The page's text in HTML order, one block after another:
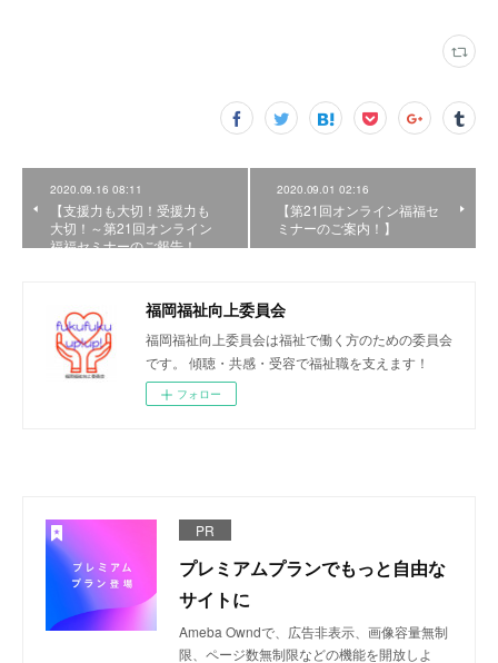
2020.09.16 08:11
【支援力も大切！受援力も
大切！～第21回オンライン
福福セミナーのご報告！…
2020.09.01 02:16
【第21回オンライン福福セ
ミナーのご案内！】
福岡福祉向上委員会
福岡福祉向上委員会は福祉で働く方のための委員会
です。 傾聴・共感・受容で福祉職を支えます！
フォロー
PR
プレミアムプランでもっと自由な
サイトに
Ameba Owndで、広告非表示、画像容量無制
限、ページ数無制限などの機能を開放しよ